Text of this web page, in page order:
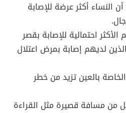
النساء أكثر عرضة للإصابة
احتمالية للإصابة بقصر
لديهم إصابة بمرض اعتلال
بالعين تزيد من خطر
من مسافة قصيرة مثل القراءة